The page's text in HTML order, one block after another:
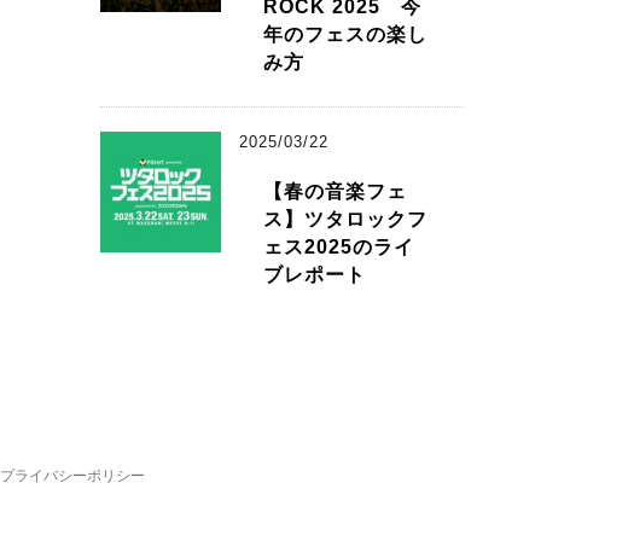
ROCK 2025 今
年のフェスの楽し
み方
2025/03/22
【春の音楽フェ
ス】ツタロックフ
ェス2025のライ
ブレポート
プライバシーポリシー